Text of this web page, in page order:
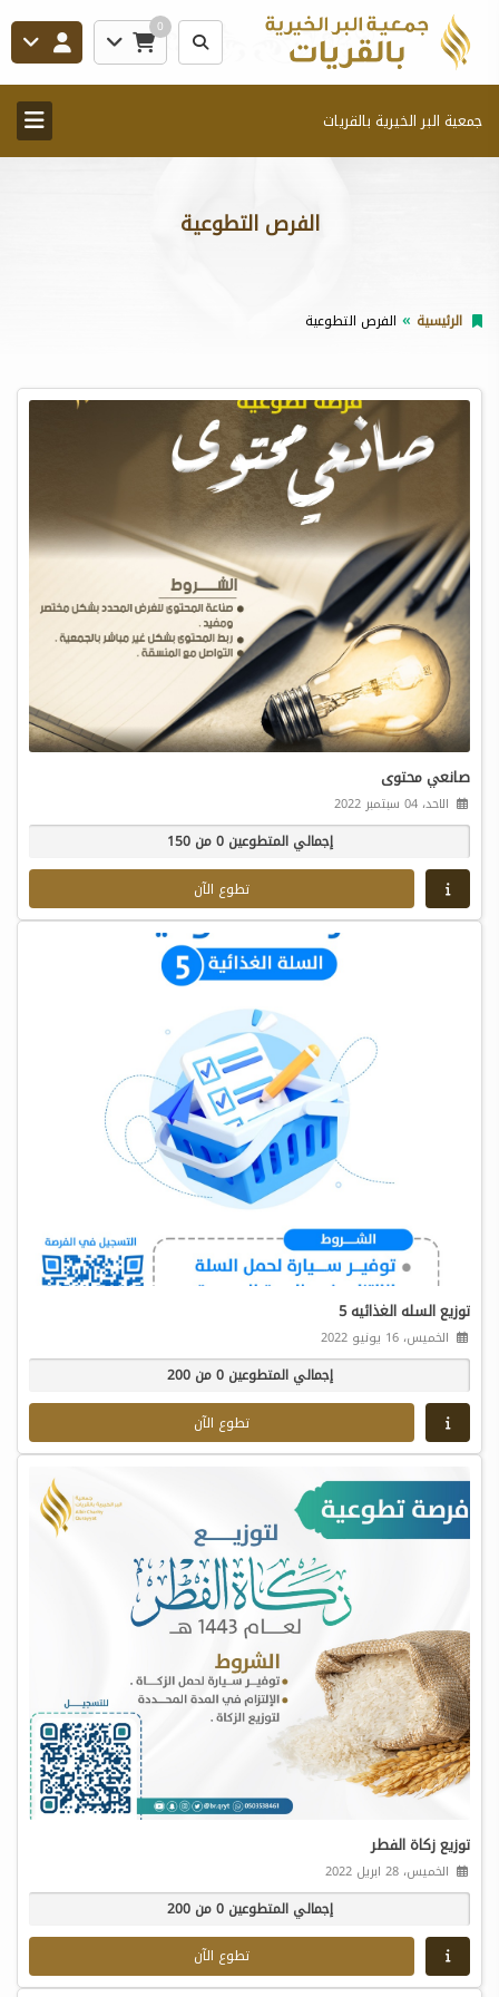
0
جمعية البر الخيرية بالقريات
الفرص التطوعية
الرئيسية الفرص التطوعية
صانعي محتوى
الاحد، 04 سبتمبر 2022
إجمالي المتطوعين 0 من 150
تطوع الآن
توزيع السله الغذائيه 5
الخميس، 16 يونيو 2022
إجمالي المتطوعين 0 من 200
تطوع الآن
توزيع زكاة الفطر
الخميس، 28 ابريل 2022
إجمالي المتطوعين 0 من 200
تطوع الآن